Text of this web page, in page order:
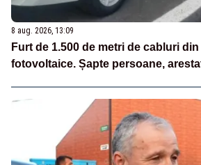
8 aug. 2026, 13:09
Furt de 1.500 de metri de cabluri
fotovoltaice. Șapte persoane,